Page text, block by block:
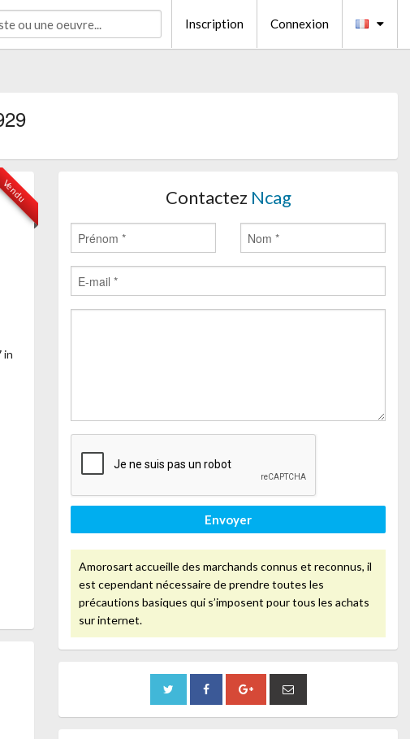
Inscription Connexion
Vendu
in
Contactez Ncag
Envoyer
Amorosart accueille des marchands connus et reconnus, il
est cependant nécessaire de prendre toutes les
précautions basiques qui s’imposent pour tous les achats
sur internet.